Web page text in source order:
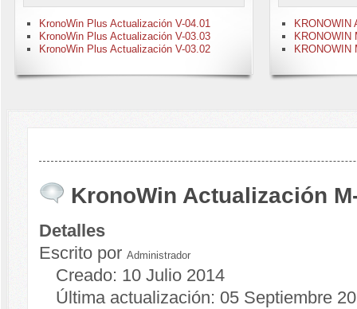
KronoWin Plus Actualización V-04.01
KronoWin Plus Actualización V-03.03
KronoWin Plus Actualización V-03.02
KRONOWIN
KRONOWIN
KRONOWIN
KronoWin Actualización
Detalles
Escrito porAdministrador
Creado: 10 Julio 2014
Última actualización: 05 Septiembre